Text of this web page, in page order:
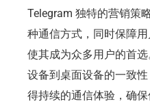
Telegram 独特的营销策
种通信方式，同时保障
使其成为众多用户的首
设备到桌面设备的一致
得持续的通信体验，确